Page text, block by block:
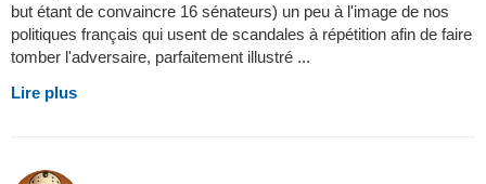
but étant de convaincre 16 sénateurs) un peu à l'image de nos
politiques français qui usent de scandales à répétition afin de faire
tomber l'adversaire, parfaitement illustré ...
Lire plus